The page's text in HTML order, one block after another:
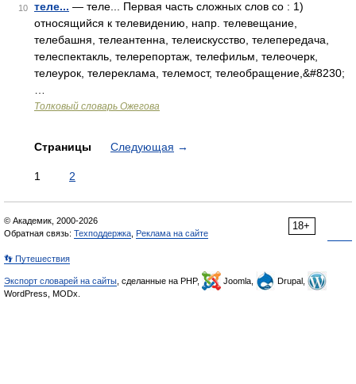
10 теле... — теле... Первая часть сложных слов со : 1)
относящийся к телевидению, напр. телевещание,
телебашня, телеантенна, телеискусство, телепередача,
телеспектакль, телерепортаж, телефильм, телеочерк,
телеурок, телереклама, телемост, телеобращение,&#8230;
Толковый словарь Ожегова
Страницы Следующая →
1 2
18+
© Академик, 2000-2026
Обратная связь: Техподдержка Реклама на сайте
👣 Путешествия
Экспорт словарей на сайты , сделанные на PHP, Joomla,
Drupal,
WordPress, MODx.